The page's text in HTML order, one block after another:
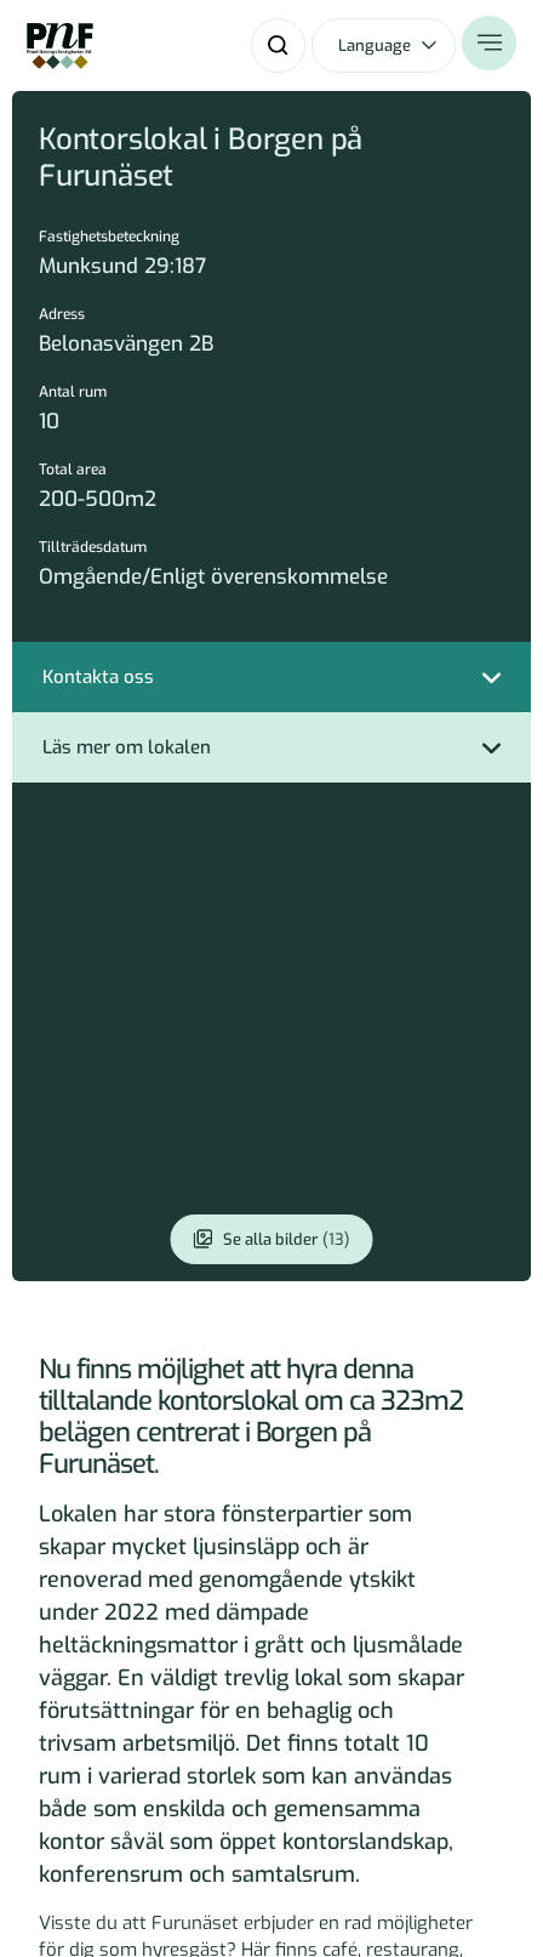
Language
Kontorslokal i Borgen på
Furunäset
Fastighetsbeteckning
Munksund 29:187
Adress
Belonasvängen 2B
Antal rum
10
Total area
200-500m2
Tillträdesdatum
Omgående/Enligt överenskommelse
Kontakta oss
Läs mer om lokalen
Se alla bilder (13)
Läs mer om lokalen
Nu finns möjlighet att hyra denna
tilltalande kontorslokal om ca 323m2
belägen centrerat i Borgen på
Furunäset.
Lokalen har stora fönsterpartier som
skapar mycket ljusinsläpp och är
renoverad med genomgående ytskikt
under 2022 med dämpade
heltäckningsmattor i grått och ljusmålade
väggar. En väldigt trevlig lokal som skapar
förutsättningar för en behaglig och
trivsam arbetsmiljö. Det finns totalt 10
rum i varierad storlek som kan användas
både som enskilda och gemensamma
kontor såväl som öppet kontorslandskap,
konferensrum och samtalsrum.
Visste du att Furunäset erbjuder en rad möjligheter
för dig som hyresgäst? Här finns café, restaurang,